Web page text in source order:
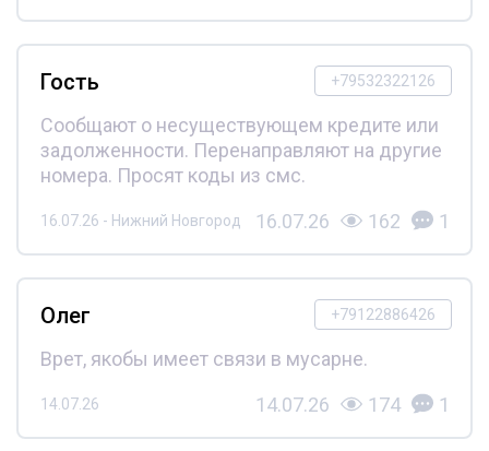
+79532322126
Гость
Сообщают о несуществующем кредите или
задолженности. Перенаправляют на другие
номера. Просят коды из смс.
16.07.26 - Нижний Новгород 16.07.26 162 1
+79122886426
Олег
Врет, якобы имеет связи в мусарне.
14.07.26 14.07.26 174 1